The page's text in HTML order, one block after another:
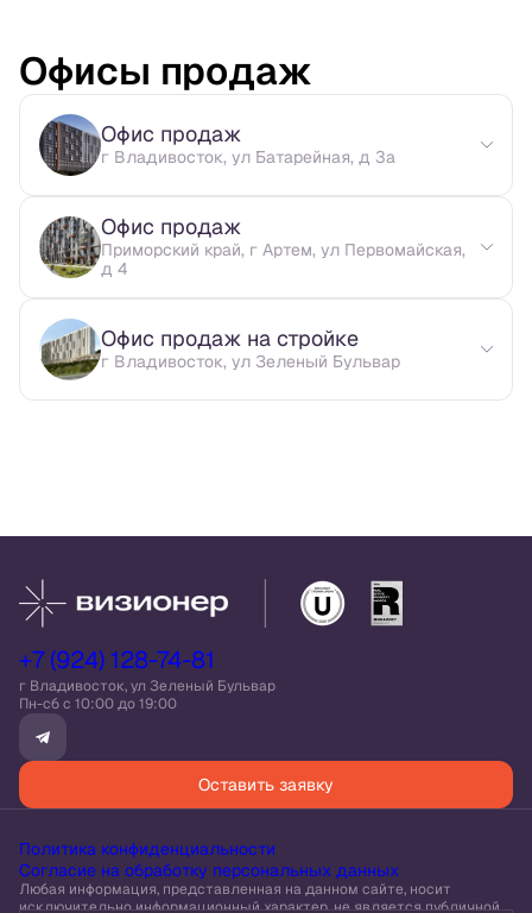
Офисы продаж
Офис продаж
г Владивосток, ул Батарейная, д 3а
Офис продаж
Приморский край, г Артем, ул Первомайская,
д 4
Офис продаж на стройке
г Владивосток, ул Зеленый Бульвар
+7 (924) 128-74-81
г Владивосток, ул Зеленый Бульвар
Пн-сб c 10:00 до 19:00
Оставить заявку
Политика конфиденциальности
Согласие на обработку персональных данных
Любая информация, представленная на данном сайте, носит
исключительно информационный характер, не является публичной